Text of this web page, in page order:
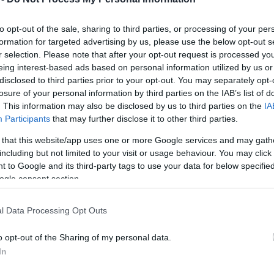
opt-out of the sale, sharing to third parties, or processing of your
for targeted advertising by us, please use the below opt-out
selection. Please note that after your opt-out request is processed
interest-based ads based on personal information utilized by us
to third parties prior to your opt-out. You may separately
of your personal information by third parties on the IAB’s list of
This information may also be disclosed by us to third parties on the
Participants that may further disclose it to other third parties.
that this website/app uses one or more Google services and may
but not limited to your visit or usage behaviour. You may
to Google and its third-party tags to use your data for below
consent section.
Data Processing Opt Outs
opt-out of the Sharing of my personal data.
az új ciprusi útlevél, amelyen a szerelem
látható, amely a Földközi-tengeri sziget nemzeti
napilap.
A Phileleftheros című újság szerint különböző
iszlám államok diplomatái azt vetik a ciprusi
kormány szemére, hogy az útlevelet kibocsátó
belügyminisztériumnak a dokumentum kiadása
előtt egyeztetnie kellett volna a
külügyminisztériummal - annak érdekében, hogy
az útlevelet összeegyeztethessék a külpolitikai
azokat az állításokat, miszerint a meztelen
a óta kiadott új útlevelek nemzetközi
azt ígérte, hogy a karácsonyi ünnepek
A
A